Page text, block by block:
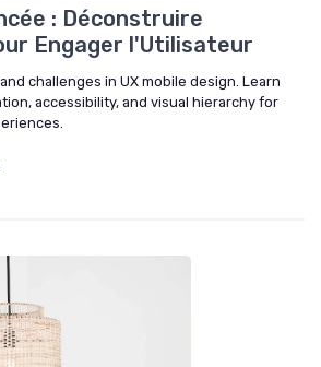
: Déconstruire
Engager l'Utilisateur
challenges in UX mobile design. Learn
accessibility, and visual hierarchy for